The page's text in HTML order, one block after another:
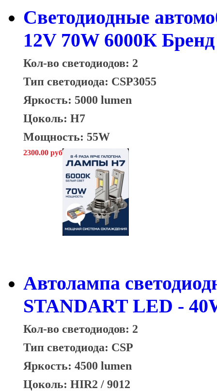
Светодиодные
12V 70W 6000К
Кол-во светодиодов: 2
Тип светодиода: CSP3055
Яркость: 5000 lumen
Цоколь: H7
Мощность: 55W
2300.00 руб
Автолампа
STANDART LED -
Кол-во светодиодов: 2
Тип светодиода: CSP
Яркость: 4500 lumen
Цоколь: HIR2 / 9012